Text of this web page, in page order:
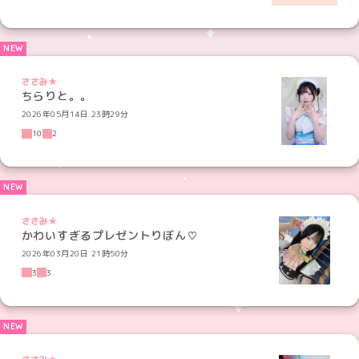
ささみ★
ちらりと。。
2026年05月14日 23時29分
10
2
ささみ★
かわいすぎるプレゼントりぼん♡
2026年03月20日 21時50分
3
3